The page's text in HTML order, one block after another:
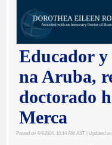
Educador
na Aruba,
doctorado
Merca
Posted on 4/4/2024, 10:14 AM AST | Updated